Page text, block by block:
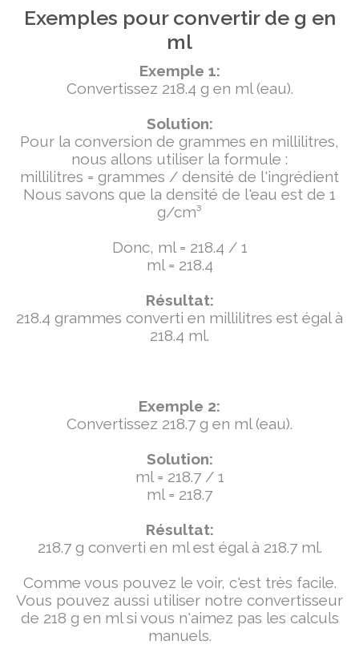
Exemples pour convertir de g en
ml
Exemple 1:
Convertissez 218.4 g en ml (eau).
Solution:
Pour la conversion de grammes en millilitres,
nous allons utiliser la formule :
millilitres = grammes / densité de l'ingrédient
Nous savons que la densité de l'eau est de 1
g/cm³
Donc, ml = 218.4 / 1
ml = 218.4
Résultat:
218.4 grammes converti en millilitres est égal à
218.4 ml.
Exemple 2:
Convertissez 218.7 g en ml (eau).
Solution:
ml = 218.7 / 1
ml = 218.7
Résultat:
218.7 g converti en ml est égal à 218.7 ml.
Comme vous pouvez le voir, c'est très facile.
Vous pouvez aussi utiliser notre convertisseur
de 218 g en ml si vous n'aimez pas les calculs
manuels.